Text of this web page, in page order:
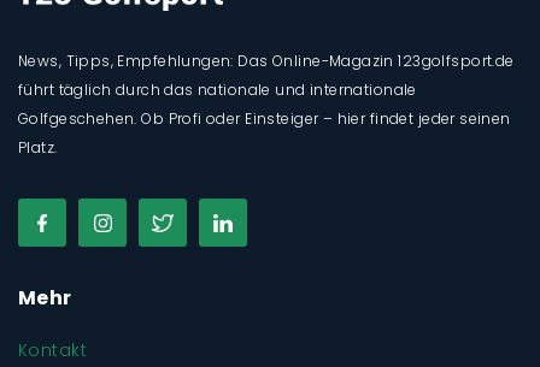
News, Tipps, Empfehlungen: Das Online-Magazin 123golfsport.de
führt täglich durch das nationale und internationale
Golfgeschehen. Ob Profi oder Einsteiger – hier findet jeder seinen
Platz.
Mehr
Kontakt